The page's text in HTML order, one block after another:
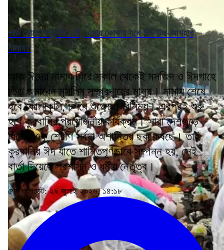
রেড রোডে অনুমতি নেই, এবার কোথায় হবে ঈদ-উল-আযহার
নামায?
আজ ঈদের নামায ঘিরে সকাল থেকেই মসজিদ ও ঈদগাহে
ভিড় জমাবেন মুসলিম সম্প্রদায়ের মানুষ। নামায শেষে
হবে কোলাকুলি, চলবে শুভেচ্ছা বিনিময়। এরপরই শুরু
হবে কুরবানির প্রয়োজনীয় কার্যক্রম। সারা দেশজুড়ে
বিশেষ এক শ্রেণি সর্বদা অশান্তির ছক কষছে। তাই
কুরবানির ঈদ যাতে শান্তিপূর্ণভাবে সম্পন্ন হয়, সেই
বার্তা দিয়েছে প্রশাসন ও ধর্মীয় নেতৃত্ব।
শেষ আপডেট: ২৯ জুলাই ২০২৬, ১৪:১৮